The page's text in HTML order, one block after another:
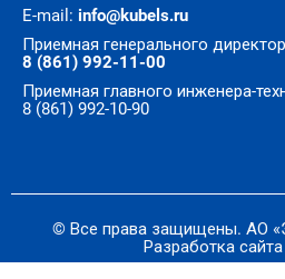
E-mail: info@kubels.ru
Приемная генерального
8 (861) 992-11-00
Приемная главного инженера-
8 (861) 992-10-90
© Все права защищены. АО
Разработка